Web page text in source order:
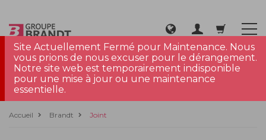
Site Actuellement Fermé pour Maintenance. Nous
vous prions de nous excuser pour le dérangement.
Notre site web est temporairement indisponible
pour une mise à jour ou une maintenance
essentielle.
Accueil Brandt Joint